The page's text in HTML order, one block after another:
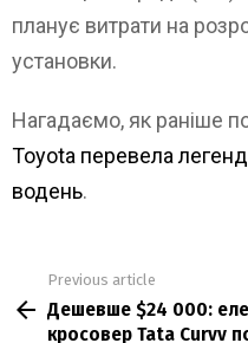
планує витрати на
установки.
Нагадаємо, як раніше
Toyota перевела
водень.
more
Previous article
Дешевше $24 000:
кросовер Tata Curvv